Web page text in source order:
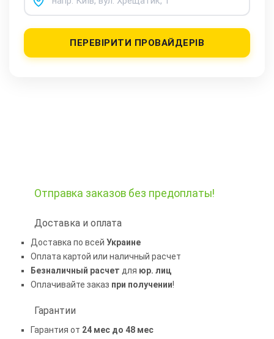
ПЕРЕВІРИТИ ПРОВАЙДЕРІВ
Отправка заказов без предоплаты!
Доставка и оплата
Доставка по всей Украине
Оплата картой или наличный расчет
Безналичный расчет для юр. лиц
Оплачивайте заказ при получении!
Гарантии
Гарантия от 24 мес до 48 мес